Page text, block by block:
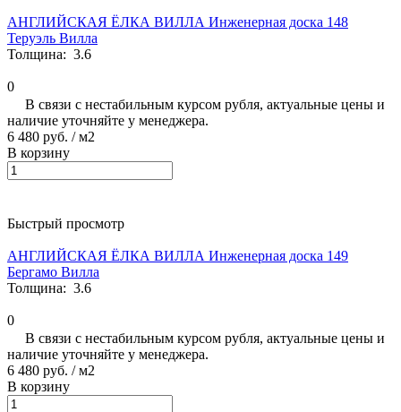
АНГЛИЙСКАЯ ЁЛКА ВИЛЛА Инженерная доска 148
Теруэль Вилла
Толщина: 3.6
0
В связи с нестабильным курсом рубля, актуальные цены и
наличие уточняйте у менеджера.
6 480 руб. / м2
В корзину
Быстрый просмотр
АНГЛИЙСКАЯ ЁЛКА ВИЛЛА Инженерная доска 149
Бергамо Вилла
Толщина: 3.6
0
В связи с нестабильным курсом рубля, актуальные цены и
наличие уточняйте у менеджера.
6 480 руб. / м2
В корзину